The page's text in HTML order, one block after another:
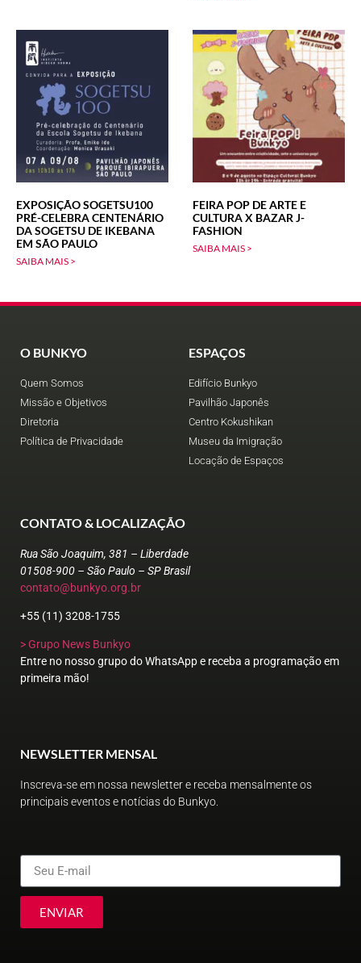
EXPOSIÇÃO SOGETSU100
PRÉ-CELEBRA CENTENÁRIO
DA SOGETSU DE IKEBANA
EM SÃO PAULO
SAIBA MAIS >
FEIRA POP DE ARTE E
CULTURA X BAZAR J-
FASHION
SAIBA MAIS >
O BUNKYO
Quem Somos
Missão e Objetivos
Diretoria
Política de Privacidade
ESPAÇOS
Edifício Bunkyo
Pavilhão Japonês
Centro Kokushikan
Museu da Imigração
Locação de Espaços
CONTATO & LOCALIZAÇÃO
Rua São Joaquim, 381 – Liberdade
01508-900 – São Paulo – SP Brasil
contato@bunkyo.org.br
+55 (11) 3208-1755
> Grupo News Bunkyo
Entre no nosso grupo do WhatsApp e receba a programação em
primeira mão!
NEWSLETTER MENSAL
Inscreva-se em nossa newsletter e receba mensalmente os
principais eventos e notícias do Bunkyo.
ENVIAR